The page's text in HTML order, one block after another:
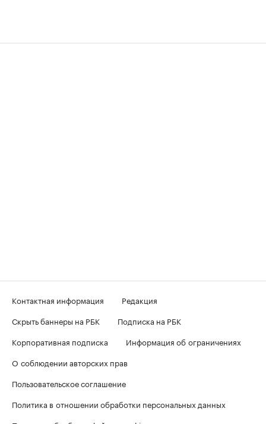
Контактная информация
Редакция
Скрыть баннеры на РБК
Подписка на РБК
Корпоративная подписка
Информация об ограничениях
О соблюдении авторских прав
Пользовательское соглашение
Политика в отношении обработки персональных данных